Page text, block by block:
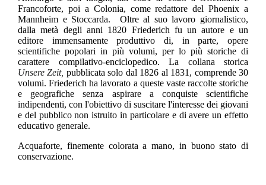
Francoforte, poi a Colonia, come redattore del Phoenix a
Mannheim e Stoccarda.
Oltre al suo lavoro giornalistico,
dalla metà degli anni 1820 Friederich fu un autore e un
editore immensamente produttivo di, in parte, opere
scientifiche popolari in più volumi, per lo più storiche di
carattere compilativo-enciclopedico. La collana storica
Unsere Zeit, pubblicata solo dal 1826 al 1831, comprende 30
volumi. Friederich ha lavorato a queste vaste raccolte storiche
e geografiche senza aspirare a conquiste scientifiche
indipendenti, con l'obiettivo di suscitare l'interesse dei giovani
e del pubblico non istruito in particolare e di avere un effetto
educativo generale.
Acquaforte, finemente colorata a mano, in buono stato di
conservazione.